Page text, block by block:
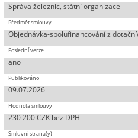
Správa železnic, státní organizace
Objednávka-spolufinancování z
ano
09.07.2026
230 200 CZK bez DPH